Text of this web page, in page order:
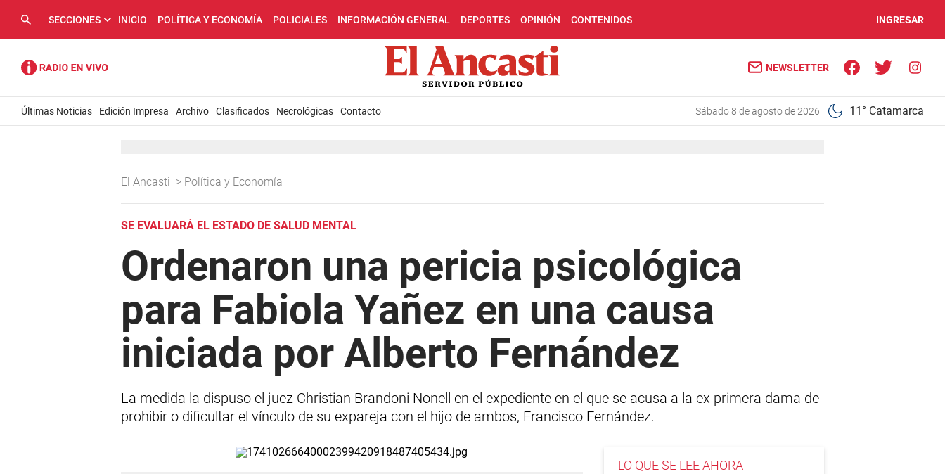
SECCIONES INICIO POLÍTICA Y ECONOMÍA POLICIALES INFORMACIÓN GENERAL DEPORTES OPINIÓN CONTENIDOS INGRESAR
NEWSLETTER
Últimas Noticias Edición Impresa Archivo Clasificados Necrológicas Contacto sábado 8 de agosto de 2026 11° Catamarca
El Ancasti > Política y Economía
SE EVALUARÁ EL ESTADO DE SALUD MENTAL
Ordenaron una pericia psicológica
para Fabiola Yañez en una causa
iniciada por Alberto Fernández
La medida la dispuso el juez Christian Brandoni Nonell en el expediente en el que se acusa a la ex primera dama de
prohibir o dificultar el vínculo de su expareja con el hijo de ambos, Francisco Fernández.
LO QUE SE LEE AHORA